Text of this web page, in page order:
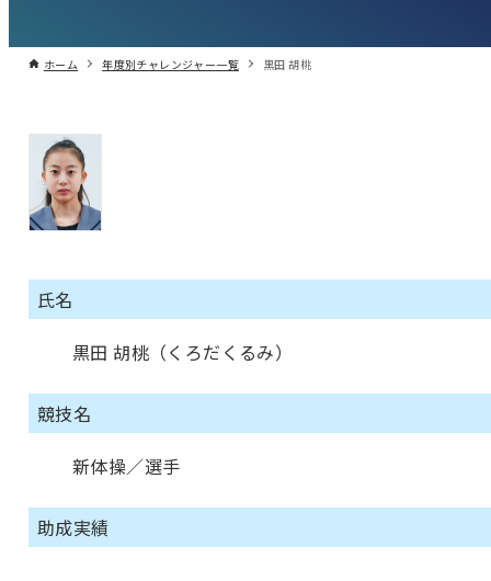
ホーム 年度別チャレンジャー一覧 黒田 胡桃
氏名
黒田 胡桃（くろだくるみ）
競技名
新体操／選手
助成実績